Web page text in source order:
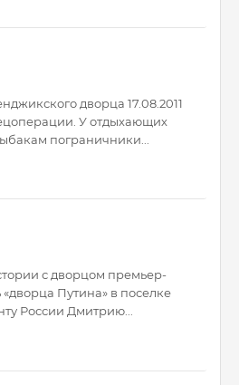
дворца 17.08.2011
У отдыхающих
пограничники...
с дворцом премьер-
Путина» в поселке
России Дмитрию...